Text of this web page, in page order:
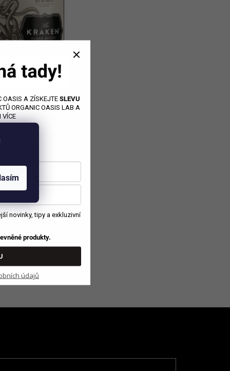
OASIS A ZÍSKEJTE SLEVU
ORGANIC OASIS LAB A
VÍCE
novinky, tipy a exkluzivní
produkty.
údajů